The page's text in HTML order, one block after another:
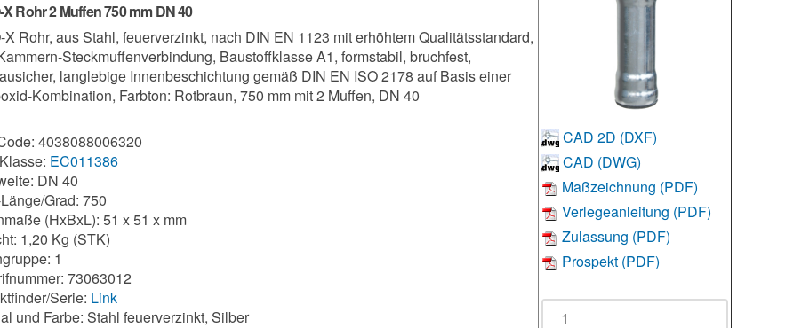
X Rohr 2 Muffen 750 mm DN 40
X Rohr, aus Stahl, feuerverzinkt, nach DIN EN 1123 mit erhöhtem Qualitätsstandard,
Steckmuffenverbindung, Baustoffklasse A1, formstabil, bruchfest,
langlebige Innenbeschichtung gemäß DIN EN ISO 2178 auf Basis einer
Kombination, Farbton: Rotbraun, 750 mm mit 2 Muffen, DN 40
4038088006320
EC011386
DN 40
Grad: 750
(HxBxL): 51 x 51 x mm
1,20 Kg (STK)
1
73063012
Serie: Link
und Farbe: Stahl feuerverzinkt, Silber
CAD 2D (DXF)
CAD (DWG)
Maßzeichnung (PDF)
Verlegeanleitung (PDF)
Zulassung (PDF)
Prospekt (PDF)